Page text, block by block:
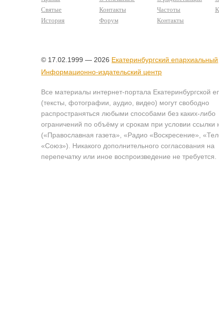
Святые
История
Контакты
Форум
Частоты
Контакты
© 17.02.1999 — 2026 Екатеринбургский епархиальный
Информационно-издательский центр
Все материалы интернет-портала Екатеринбургской
(тексты, фотографии, аудио, видео) могут свободно
распространяться любыми способами без каких-либо
ограничений по объёму и срокам при условии ссылки
(«Православная газета», «Радио «Воскресение»,
«Союз»). Никакого дополнительного согласования на
перепечатку или иное воспроизведение не требуется.